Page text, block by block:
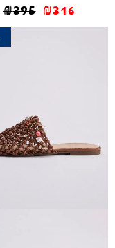
₪395 ₪316